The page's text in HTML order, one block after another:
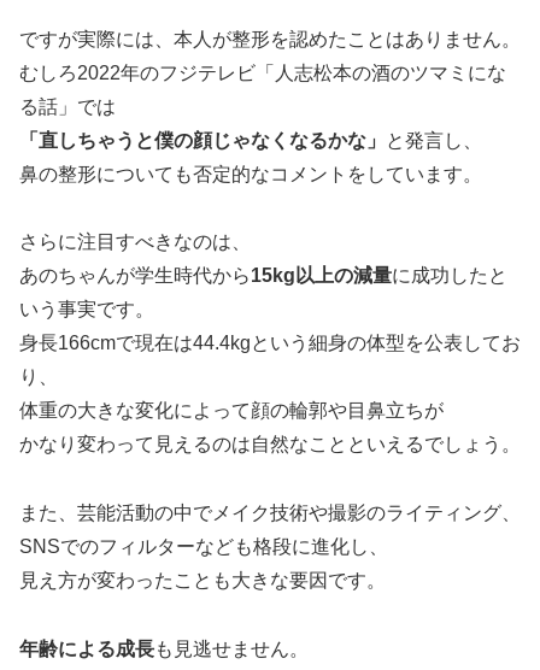
ですが実際には、本人が整形を認めたことはありません。
むしろ2022年のフジテレビ「人志松本の酒のツマミにな
る話」では
「直しちゃうと僕の顔じゃなくなるかな」
と発言し、
鼻の整形についても否定的なコメントをしています。
さらに注目すべきなのは、
あのちゃんが学生時代から15kg以上の減量に成功したと
いう事実です。
身長166cmで現在は44.4kgという細身の体型を公表してお
り、
体重の大きな変化によって顔の輪郭や目鼻立ちが
かなり変わって見えるのは自然なことといえるでしょう。
また、芸能活動の中でメイク技術や撮影のライティング、
SNSでのフィルターなども格段に進化し、
見え方が変わったことも大きな要因です。
年齢による成長も見逃せません。